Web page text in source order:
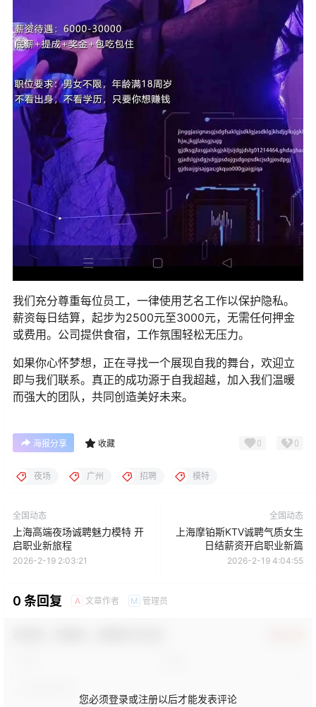
我们充分尊重每位员工，一律使用艺名工作以保护隐私。
薪资每日结算，起步为2500元至3000元，无需任何押金
或费用。公司提供食宿，工作氛围轻松无压力。
如果你心怀梦想，正在寻找一个展现自我的舞台，欢迎立
即与我们联系。真正的成功源于自我超越，加入我们温暖
而强大的团队，共同创造美好未来。
海报分享 收藏 0 0
夜场 广州 招聘 模特
全国动态
上海高端夜场诚聘魅力模特 开
启职业新旅程
2026-2-19 2:03:21
全国动态
上海摩铂斯KTV诚聘气质女生
日结薪资开启职业新篇
2026-2-19 4:04:55
0 条回复 A 文章作者 M 管理员
您必须登录或注册以后才能发表评论